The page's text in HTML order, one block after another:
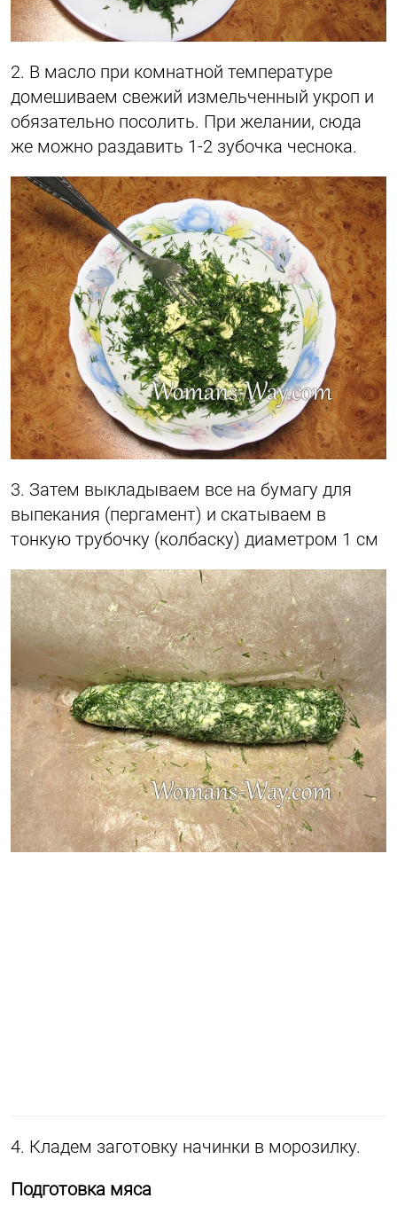
2. В масло при комнатной температуре
домешиваем свежий измельченный укроп и
обязательно посолить. При желании, сюда
же можно раздавить 1-2 зубочка чеснока.
3. Затем выкладываем все на бумагу для
выпекания (пергамент) и скатываем в
тонкую трубочку (колбаску) диаметром 1 см
4. Кладем заготовку начинки в морозилку.
Подготовка мяса